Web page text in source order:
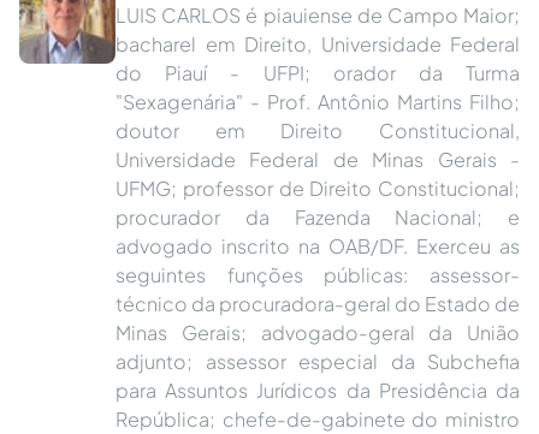
LUIS CARLOS é piauiense de Campo Maior;
bacharel em Direito, Universidade Federal
do Piauí - UFPI; orador da Turma
"Sexagenária" - Prof. Antônio Martins Filho;
doutor em Direito Constitucional,
Universidade Federal de Minas Gerais -
UFMG; professor de Direito Constitucional;
procurador da Fazenda Nacional; e
advogado inscrito na OAB/DF. Exerceu as
seguintes funções públicas: assessor-
técnico da procuradora-geral do Estado de
Minas Gerais; advogado-geral da União
adjunto; assessor especial da Subchefia
para Assuntos Jurídicos da Presidência da
República; chefe-de-gabinete do ministro